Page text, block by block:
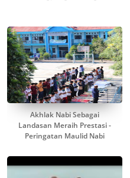
Akhlak Nabi Sebagai
Landasan Meraih Prestasi -
Peringatan Maulid Nabi